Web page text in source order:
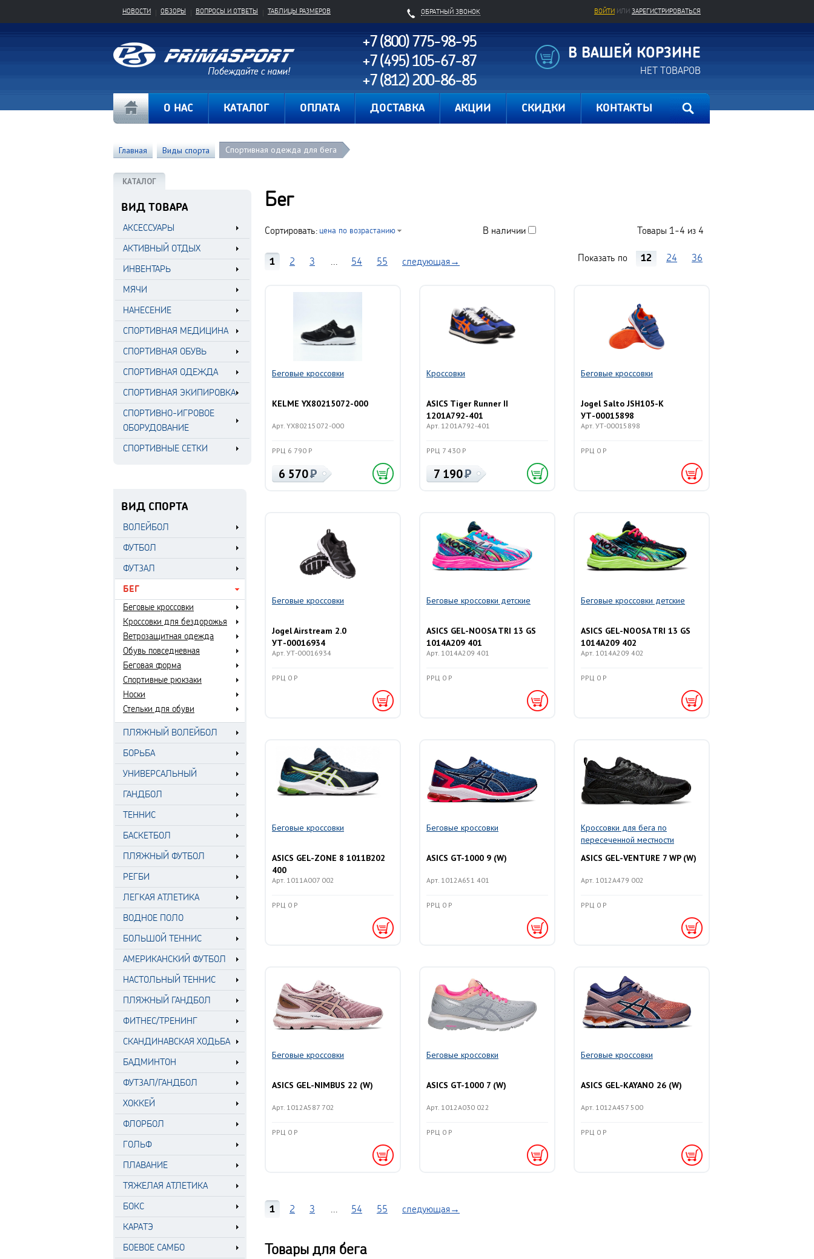
ОБРАТНЫЙ ЗВОНОК ВОЙТИ ИЛИ ЗАРЕГИСТРИРОВАТЬСЯ
НОВОСТИ ОБЗОРЫ ВОПРОСЫ И ОТВЕТЫ ТАБЛИЦЫ РАЗМЕРОВ
+7 (800) 775-98-95
+7 (495) 105-67-87
+7 (812) 200-86-85
В ВАШЕЙ КОРЗИНЕ
НЕТ ТОВАРОВ
О НАС КАТАЛОГ ОПЛАТА ДОСТАВКА АКЦИИ СКИДКИ КОНТАКТЫ
Главная Виды спорта Спортивная одежда для бега
КАТАЛОГ
ВИД ТОВАРА
АКСЕССУАРЫ
АКТИВНЫЙ ОТДЫХ
ИНВЕНТАРЬ
МЯЧИ
НАНЕСЕНИЕ
СПОРТИВНАЯ МЕДИЦИНА
СПОРТИВНАЯ ОБУВЬ
СПОРТИВНАЯ ОДЕЖДА
СПОРТИВНАЯ ЭКИПИРОВКА
СПОРТИВНО-ИГРОВОЕ
ОБОРУДОВАНИЕ
СПОРТИВНЫЕ СЕТКИ
ВИД СПОРТА
ВОЛЕЙБОЛ
ФУТБОЛ
ФУТЗАЛ
БЕГ
Беговые кроссовки
Кроссовки для бездорожья
Ветрозащитная одежда
Обувь повседневная
Беговая форма
Спортивные рюкзаки
Носки
Стельки для обуви
ПЛЯЖНЫЙ ВОЛЕЙБОЛ
БОРЬБА
УНИВЕРСАЛЬНЫЙ
ГАНДБОЛ
ТЕННИС
БАСКЕТБОЛ
ПЛЯЖНЫЙ ФУТБОЛ
РЕГБИ
ЛЕГКАЯ АТЛЕТИКА
ВОДНОЕ ПОЛО
БОЛЬШОЙ ТЕННИС
АМЕРИКАНСКИЙ ФУТБОЛ
НАСТОЛЬНЫЙ ТЕННИС
ПЛЯЖНЫЙ ГАНДБОЛ
ФИТНЕС/ТРЕНИНГ
СКАНДИНАВСКАЯ ХОДЬБА
БАДМИНТОН
ФУТЗАЛ/ГАНДБОЛ
ХОККЕЙ
ФЛОРБОЛ
ГОЛЬФ
ПЛАВАНИЕ
ТЯЖЕЛАЯ АТЛЕТИКА
БОКС
КАРАТЭ
БОЕВОЕ САМБО
Бег
В наличии
Сортировать: цена по возрастанию Товары 1-4 из 4
1 2 3 ... 54 55 следующая→ Показать по 12 24 36
Беговые кроссовки
KELME YX80215072-000
Арт. YX80215072-000
РРЦ 6 790 Р
6 570
Кроссовки
ASICS Tiger Runner II
1201A792-401
Арт. 1201A792-401
РРЦ 7 430 Р
7 190
Беговые кроссовки
Jogel Salto JSH105-K
УТ-00015898
Арт. УТ-00015898
РРЦ 0 Р
Беговые кроссовки
Jogel Airstream 2.0
УТ-00016934
Арт. УТ-00016934
РРЦ 0 Р
Беговые кроссовки детские
ASICS GEL-NOOSA TRI 13 GS
1014A209 401
Арт. 1014A209 401
РРЦ 0 Р
Беговые кроссовки детские
ASICS GEL-NOOSA TRI 13 GS
1014A209 402
Арт. 1014A209 402
РРЦ 0 Р
Беговые кроссовки
ASICS GEL-ZONE 8 1011B202
400
Арт. 1011A007 002
РРЦ 0 Р
Беговые кроссовки
ASICS GT-1000 9 (W)
Арт. 1012A651 401
РРЦ 0 Р
Кроссовки для бега по
пересеченной местности
ASICS GEL-VENTURE 7 WP (W)
Арт. 1012A479 002
РРЦ 0 Р
Беговые кроссовки
ASICS GEL-NIMBUS 22 (W)
Арт. 1012A587 702
РРЦ 0 Р
Беговые кроссовки
ASICS GT-1000 7 (W)
Арт. 1012A030 022
РРЦ 0 Р
Беговые кроссовки
ASICS GEL-KAYANO 26 (W)
Арт. 1012A457 500
РРЦ 0 Р
1 2 3 ... 54 55 следующая→
Товары для бега